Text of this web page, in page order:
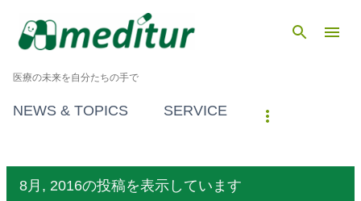
スキップしてメイン コンテンツに移動
医療の未来を自分たちの手で
NEWS & TOPICS SERVICE
8月, 2016の投稿を表示しています